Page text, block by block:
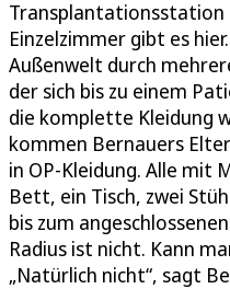
Transplantationsstation
Einzelzimmer gibt es
Außenwelt durch
der sich bis zu einem
die komplette Kleidung
kommen Bernauers
in OP-Kleidung. Alle mit
Bett, ein Tisch, zwei
bis zum
Radius ist nicht. Kann
„Natürlich nicht“, sagt